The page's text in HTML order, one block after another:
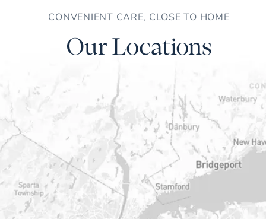
CONVENIENT CARE, CLOSE TO HOME
Our Locations